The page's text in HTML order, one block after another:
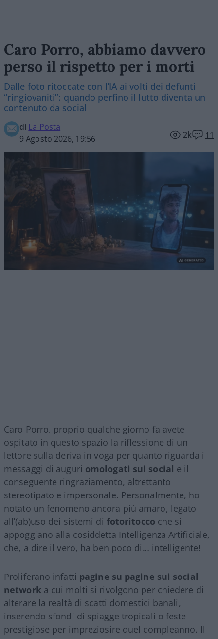
Caro Porro, abbiamo davvero
perso il rispetto per i morti
Dalle foto ritoccate con l’IA ai volti dei defunti
“ringiovaniti”: quando perfino il lutto diventa un
contenuto da social
di La Posta
9 Agosto 2026, 19:56
2k 11
Caro Porro, proprio qualche giorno fa avete
ospitato in questo spazio la riflessione di un
lettore sulla deriva in voga per quanto riguarda i
messaggi di auguri omologati sui social e il
conseguente ringraziamento, altrettanto
stereotipato e impersonale. Personalmente, ho
notato un fenomeno ancora più amaro, legato
all’(ab)uso dei sistemi di fotoritocco che si
appoggiano alla cosiddetta Intelligenza Artificiale,
che, a dire il vero, ha ben poco di… intelligente!
Proliferano infatti pagine su pagine sui social
networka cui molti si rivolgono per chiedere di
alterare la realtà di scatti domestici banali,
inserendo sfondi di spiagge tropicali o feste
prestigiose per impreziosire quel compleanno. Il